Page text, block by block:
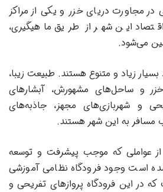
مجاورت دریای خزر و یکی از مراکز
این شهر از طریق ماهیگیری،
می‌شود.
زیاد و متنوع هستند. طبیعت زیبا،
و ساحل‌های مشهورش، آبشارهای
و شهربازی‌های مجهز، جاذبه‌های
مسافر به این شهر هستند.
از عواملی که موجب پیشرفت و توسعه
است وجود فرودگاه نظامی آموزشی
در این فرودگاه پرواز‌های تفریحی و